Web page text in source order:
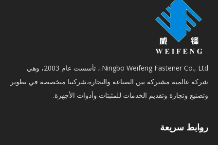
Ningbo Weifeng Fastener Co., Ltd.، تأسست عام 2003، وهي
شركة عالمية مشتركة بين الصناعة والتجارة.شركتنا متخصصة في تطوير
وتصنيع وتجارة وتقديم الخدمات للمثبتات وأدوات الأجهزة.
روابط سريعة